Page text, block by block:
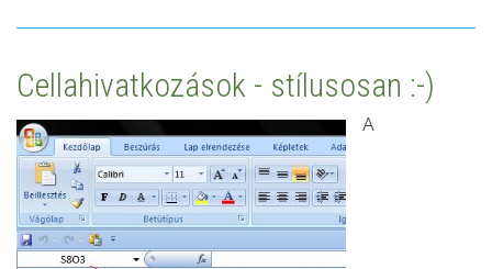
Cellahivatkozások - stílusosan :-)
A